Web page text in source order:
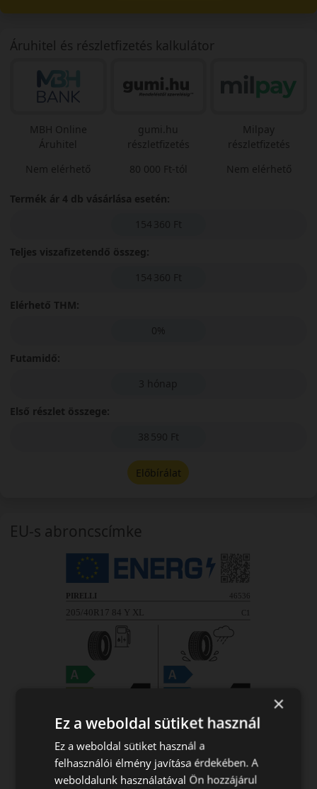
Áruhitel és részletfizetés kalkulátor
MBH Online
Áruhitel
Nem elérhető
gumi.hu
részletfizetés
80 000 Ft-tól
Milpay
részletfizetés
Nem elérhető
Termék ár 4 db vásárlása esetén:
154 360 Ft
Teljes viszafizetendő összeg:
154 360 Ft
Elérhető THM:
0%
Futamidő:
3 hónap
Első részlet összege:
38 590 Ft
Előbírálat
EU-s abroncscímke
×
Ez a weboldal sütiket használ
Ez a weboldal sütiket használ a
felhasználói élmény javítása érdekében. A
weboldalunk használatával Ön hozzájárul